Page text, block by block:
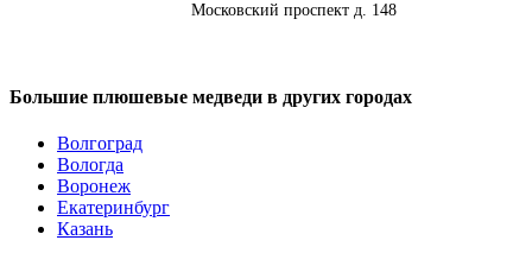
Московский проспект д. 148
Большие плюшевые медведи в других городах
Волгоград
Вологда
Воронеж
Екатеринбург
Казань